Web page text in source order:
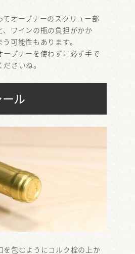
てオープナーのスクリュー部
、ワインの瓶の負担がかか
可能性もあります。
ープナーを使わずに必ず手で
さいね。
ル
を包むようにコルク栓の上か